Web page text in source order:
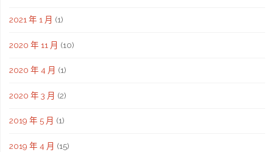
2021 年 1 月 (1)
2020 年 11 月 (10)
2020 年 4 月 (1)
2020 年 3 月 (2)
2019 年 5 月 (1)
2019 年 4 月 (15)